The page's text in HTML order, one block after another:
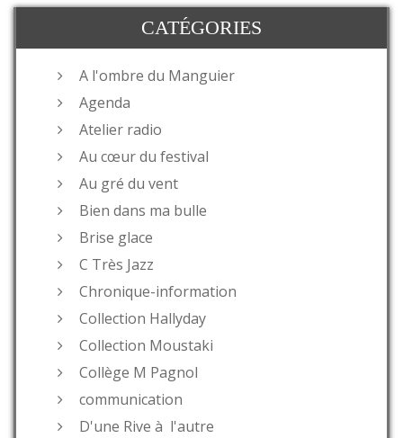
CATÉGORIES
A l'ombre du Manguier
Agenda
Atelier radio
Au cœur du festival
Au gré du vent
Bien dans ma bulle
Brise glace
C Très Jazz
Chronique-information
Collection Hallyday
Collection Moustaki
Collège M Pagnol
communication
D'une Rive à l'autre